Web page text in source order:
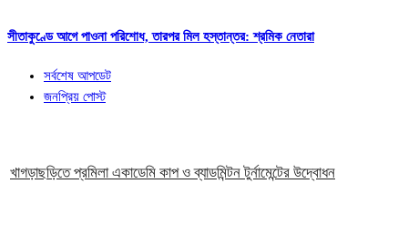
সীতাকুণ্ডে আগে পাওনা পরিশোধ, তারপর মিল হস্তান্তর: শ্রমিক নেতারা
সর্বশেষ আপডেট
জনপ্রিয় পোস্ট
খাগড়াছড়িতে প্রমিলা একাডেমি কাপ ও ব্যাডমিন্টন টুর্নামেন্টের উদ্বোধন